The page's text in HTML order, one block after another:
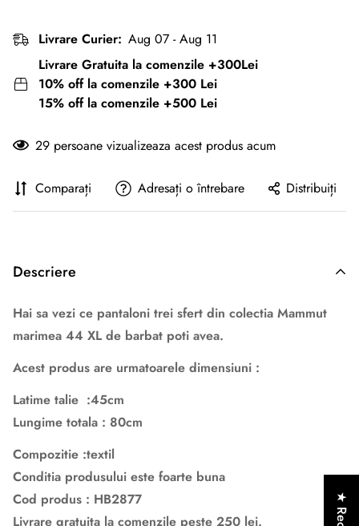
Livrare Curier: Aug 07 - Aug 11
Livrare Gratuita la comenzile +300Lei
10% off la comenzile +300 Lei
15% off la comenzile +500 Lei
29 persoane vizualizeaza acest produs acum
Comparați Adresați o întrebare Distribuiți
Descriere
Hai sa vezi ce pantaloni trei sfert din colectia Mammut
marimea 44 XL de barbat poti avea.
Acest produs are urmatoarele dimensiuni :
Latime talie :45cm
Lungime totala : 80cm
Compozitie :textil
Conditia produsului este foarte buna
Cod produs : HB2877
Livrare gratuita la comenzile peste 250 lei.